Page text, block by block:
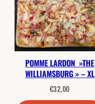
POMME LARDON »THE
WILLIAMSBURG » – XL
€32,00